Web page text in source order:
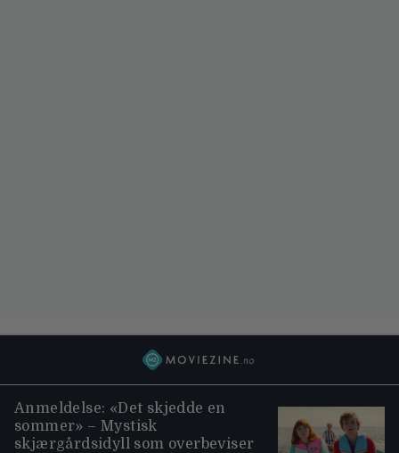
Anmeldelse: «Det skjedde en
sommer» – Mystisk
skjærgårdsidyll som overbeviser